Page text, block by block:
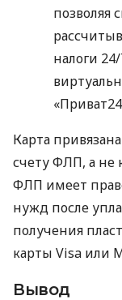
позволяя
налоги
Карта
счету ФЛП, а не
ФЛП имеет
нужд после
получения
карты Visa или
Вывод